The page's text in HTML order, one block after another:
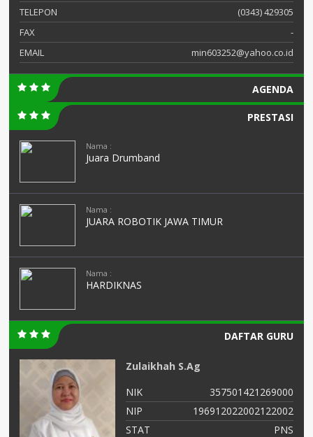
TELEPON
(0343) 429305
FAX
-
EMAIL
min603252@yahoo.co.id
AGENDA
PRESTASI
Nama :
Juara Drumband
Nama :
JUARA ROBOTIK JAWA TIMUR
Nama :
HARDIKNAS
DAFTAR GURU
Zulaikhah S.Ag
NIK
357501421269000
NIP
196912022002122002
STAT
PNS